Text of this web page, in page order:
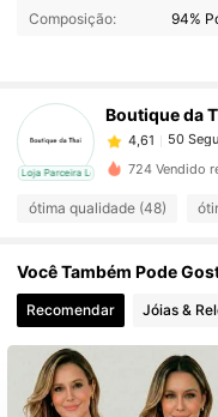
Composição:
94%
Loja Parceira Local
Boutique da
50
50
4,61
50
5***4
4,61
4,61
4,61 50
4,61 50
4,61 50
724 Vendido
ótima qualidade (48)
Você Também Pode
Recomendar Jóias &